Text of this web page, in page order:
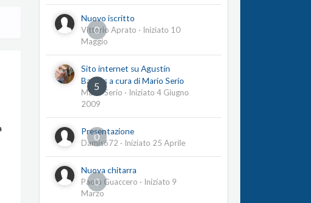
0
Nuovo iscritto
Vittorio Aprato · Iniziato 10
Maggio
5
Sito internet su Agustín
Barrios a cura di Mario Serio
Mario Serio · Iniziato 4 Giugno
2009
0
Presentazione
Damis672 · Iniziato 25 Aprile
0
Nuova chitarra
Paolo Guaccero · Iniziato 9
Marzo